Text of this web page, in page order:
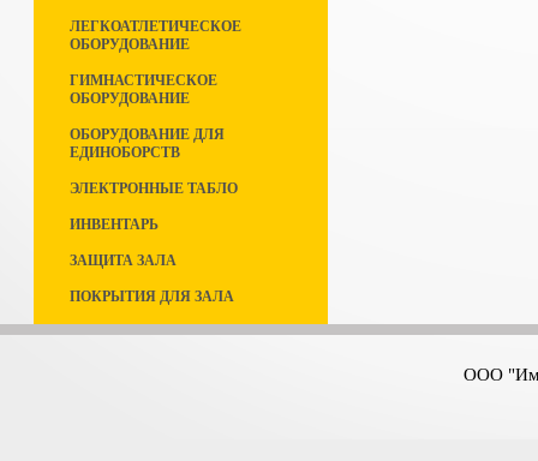
ЛЕГКОАТЛЕТИЧЕСКОЕ
ОБОРУДОВАНИЕ
ГИМНАСТИЧЕСКОЕ
ОБОРУДОВАНИЕ
ОБОРУДОВАНИЕ ДЛЯ
ЕДИНОБОРСТВ
ЭЛЕКТРОННЫЕ ТАБЛО
ИНВЕНТАРЬ
ЗАЩИТА ЗАЛА
ПОКРЫТИЯ ДЛЯ ЗАЛА
ООО